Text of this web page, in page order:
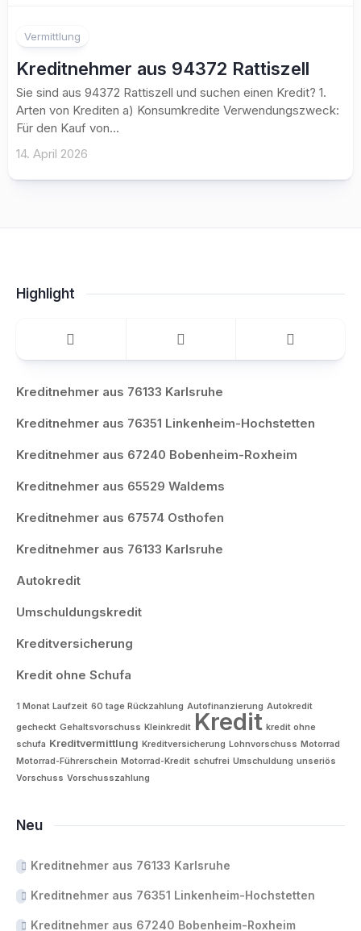
Vermittlung
Kreditnehmer aus 94372 Rattiszell
Sie sind aus 94372 Rattiszell und suchen einen Kredit? 1.
Arten von Krediten a) Konsumkredite Verwendungszweck:
Für den Kauf von...
14. April 2026
Highlight
Kreditnehmer aus 76133 Karlsruhe
Kreditnehmer aus 76351 Linkenheim-Hochstetten
Kreditnehmer aus 67240 Bobenheim-Roxheim
Kreditnehmer aus 65529 Waldems
Kreditnehmer aus 67574 Osthofen
Kreditnehmer aus 76133 Karlsruhe
Autokredit
Umschuldungskredit
Kreditversicherung
Kredit ohne Schufa
1 Monat Laufzeit 60 tage Rückzahlung Autofinanzierung Autokredit
gecheckt Gehaltsvorschuss Kleinkredit Kredit kredit ohne
schufa Kreditvermittlung Kreditversicherung Lohnvorschuss Motorrad
Motorrad-Führerschein Motorrad-Kredit schufrei Umschuldung unseriös
Vorschuss Vorschusszahlung
Neu
Kreditnehmer aus 76133 Karlsruhe
Kreditnehmer aus 76351 Linkenheim-Hochstetten
Kreditnehmer aus 67240 Bobenheim-Roxheim